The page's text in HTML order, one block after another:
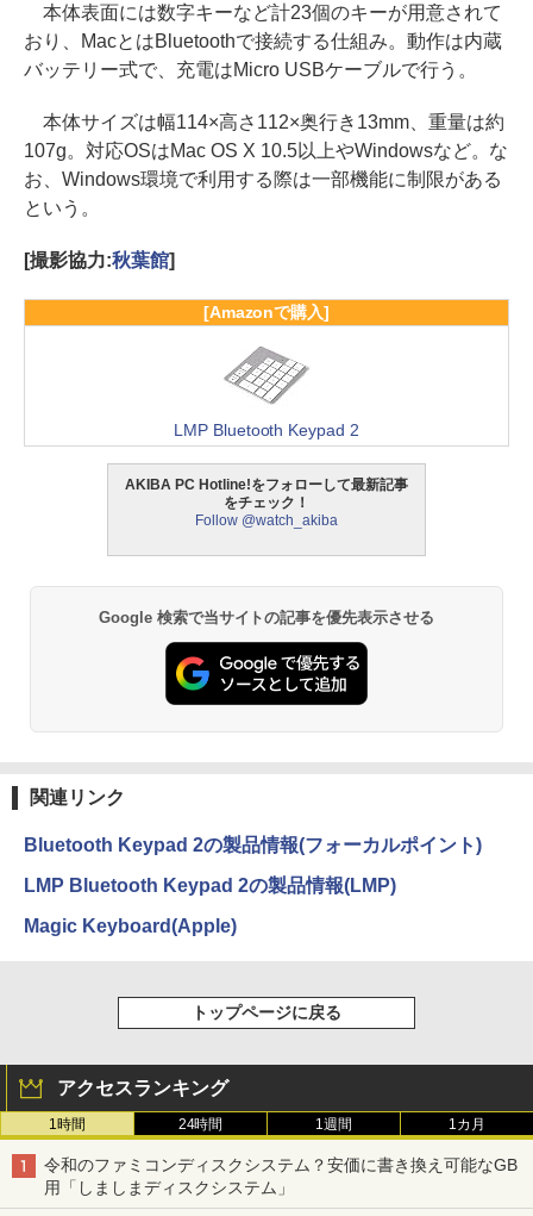
本体表面には数字キーなど計23個のキーが用意されて
おり、MacとはBluetoothで接続する仕組み。動作は内蔵
バッテリー式で、充電はMicro USBケーブルで行う。
本体サイズは幅114×高さ112×奥行き13mm、重量は約
107g。対応OSはMac OS X 10.5以上やWindowsなど。な
お、Windows環境で利用する際は一部機能に制限がある
という。
[撮影協力:秋葉館]
[Amazonで購入]
LMP Bluetooth Keypad 2
AKIBA PC Hotline!をフォローして最新記事
をチェック！
Follow @watch_akiba
Google 検索で当サイトの記事を優先表示させる
関連リンク
Bluetooth Keypad 2の製品情報(フォーカルポイント)
LMP Bluetooth Keypad 2の製品情報(LMP)
Magic Keyboard(Apple)
トップページに戻る
アクセスランキング
1時間 24時間 1週間 1カ月
令和のファミコンディスクシステム？安価に書き換え可能なGB
用「しましまディスクシステム」